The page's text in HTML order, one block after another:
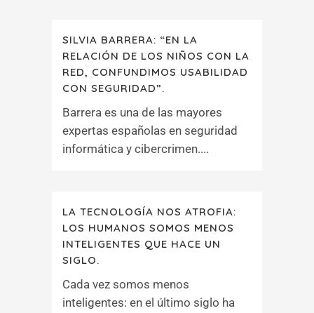
SILVIA BARRERA: “EN LA
RELACIÓN DE LOS NIÑOS CON LA
RED, CONFUNDIMOS USABILIDAD
CON SEGURIDAD”.
Barrera es una de las mayores
expertas españolas en seguridad
informática y cibercrimen....
LA TECNOLOGÍA NOS ATROFIA:
LOS HUMANOS SOMOS MENOS
INTELIGENTES QUE HACE UN
SIGLO.
Cada vez somos menos
inteligentes: en el último siglo ha